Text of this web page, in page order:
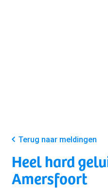
Terug naar meldingen
Heel hard
Amersfoort